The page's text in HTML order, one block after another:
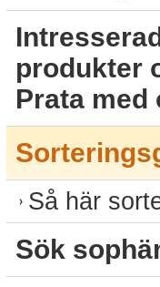
produkter
Prata med
Så här
Sök